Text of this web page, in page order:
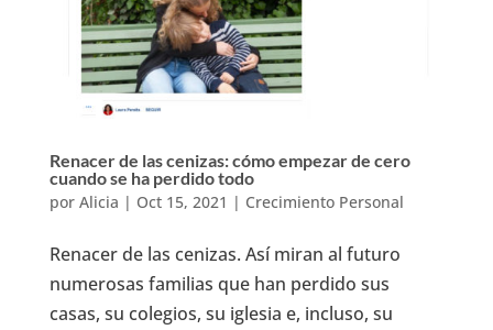
Renacer de las cenizas: cómo empezar de cero
cuando se ha perdido todo
por Alicia | Oct 15, 2021 | Crecimiento Personal
Renacer de las cenizas. Así miran al futuro
numerosas familias que han perdido sus
casas, su colegios, su iglesia e, incluso, su